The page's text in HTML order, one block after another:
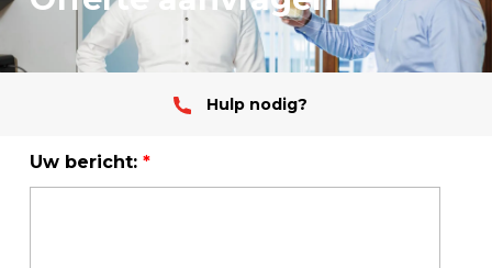
Hulp nodig?
Uw bericht: *